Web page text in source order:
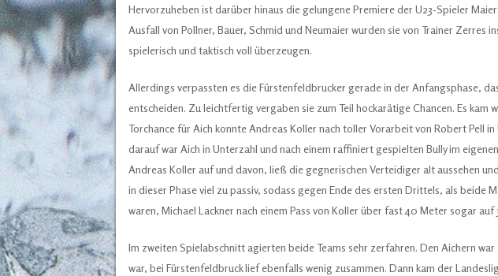
Hervorzuheben ist darüber hinaus die gelungene Premiere der U23-Spieler
Ausfall von Pollner, Bauer, Schmid und Neumaier wurden sie von Trainer Zerres
spielerisch und taktisch voll überzeugen.
Allerdings verpassten es die Fürstenfeldbrucker gerade in der Anfangsphase,
entscheiden. Zu leichtfertig vergaben sie zum Teil hockarätige Chancen. Es kam
Torchance für Aich konnte Andreas Koller nach toller Vorarbeit von Robert Pell
darauf war Aich in Unterzahl und nach einem raffiniert gespielten Bully im
Andreas Koller auf und davon, ließ die gegnerischen Verteidiger alt aussehen
in dieser Phase viel zu passiv, sodass gegen Ende des ersten Drittels, als beide
waren, Michael Lackner nach einem Pass von Koller über fast 40 Meter sogar
Im zweiten Spielabschnitt agierten beide Teams sehr zerfahren. Den Aichern
war, bei Fürstenfeldbruck lief ebenfalls wenig zusammen. Dann kam der